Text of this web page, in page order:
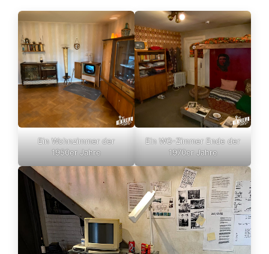
Ein Wohnzimmer der
1950er Jahre
Ein WG-Zimmer Ende der
1970er Jahre